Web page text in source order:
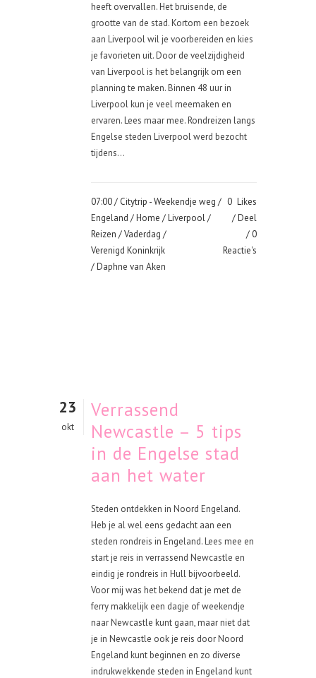
heeft overvallen. Het bruisende, de
grootte van de stad. Kortom een bezoek
aan Liverpool wil je voorbereiden en kies
je favorieten uit. Door de veelzijdigheid
van Liverpool is het belangrijk om een
planning te maken. Binnen 48 uur in
Liverpool kun je veel meemaken en
ervaren. Lees maar mee. Rondreizen langs
Engelse steden Liverpool werd bezocht
tijdens...
07:00 / Citytrip - Weekendje weg /
Engeland /Home /Liverpool/
Reizen /Vaderdag /
Verenigd Koninkrijk
/ Daphne van Aken
0 Likes
Deel
0
Reactie's
23
okt
Verrassend
Newcastle – 5 tips
in de Engelse stad
aan het water
Steden ontdekken in Noord Engeland.
Heb je al wel eens gedacht aan een
steden rondreis in Engeland. Lees mee en
start je reis in verrassend Newcastle en
eindig je rondreis in Hull bijvoorbeeld.
Voor mij was het bekend dat je met de
ferry makkelijk een dagje of weekendje
naar Newcastle kunt gaan, maar niet dat
je in Newcastle ook je reis door Noord
Engeland kunt beginnen en zo diverse
indrukwekkende steden in Engeland kunt